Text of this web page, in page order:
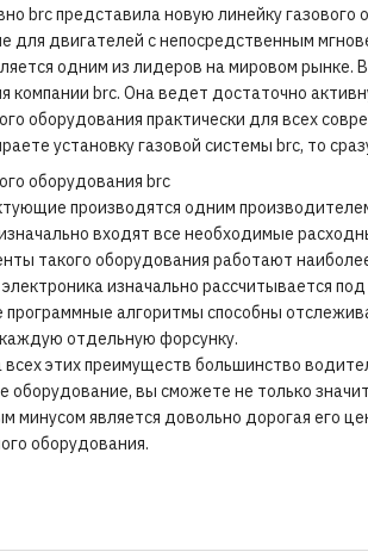
brc представила новую линейку
для двигателей с непосредственным
одним из лидеров на мировом
компании brc. Она ведет достаточно
оборудования практически для всех
установку газовой системы brc, то
оборудования brc
производятся одним
входят все необходимые
такого оборудования работают
электроника изначально рассчитывается
программные алгоритмы способны
отдельную форсунку.
этих преимуществ большинство
оборудование, вы сможете не только
минусом является довольно дорогая его
оборудования.